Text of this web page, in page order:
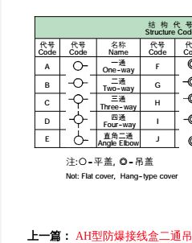
上一篇： AH型防爆接线盒二通吊